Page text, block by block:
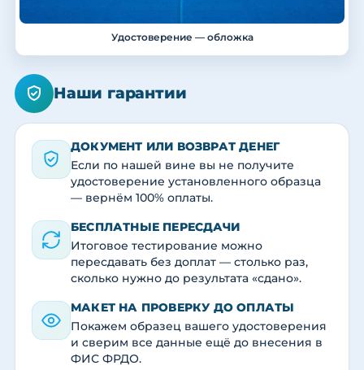
Удостоверение — обложка
Наши гарантии
ДОКУМЕНТ ИЛИ ВОЗВРАТ ДЕНЕГ
Если по нашей вине вы не получите
удостоверение установленного образца
— вернём 100% оплаты.
БЕСПЛАТНЫЕ ПЕРЕСДАЧИ
Итоговое тестирование можно
пересдавать без доплат — столько раз,
сколько нужно до результата «сдано».
МАКЕТ НА ПРОВЕРКУ ДО ОПЛАТЫ
Покажем образец вашего удостоверения
и сверим все данные ещё до внесения в
ФИС ФРДО.